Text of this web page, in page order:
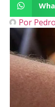
Por Pedro